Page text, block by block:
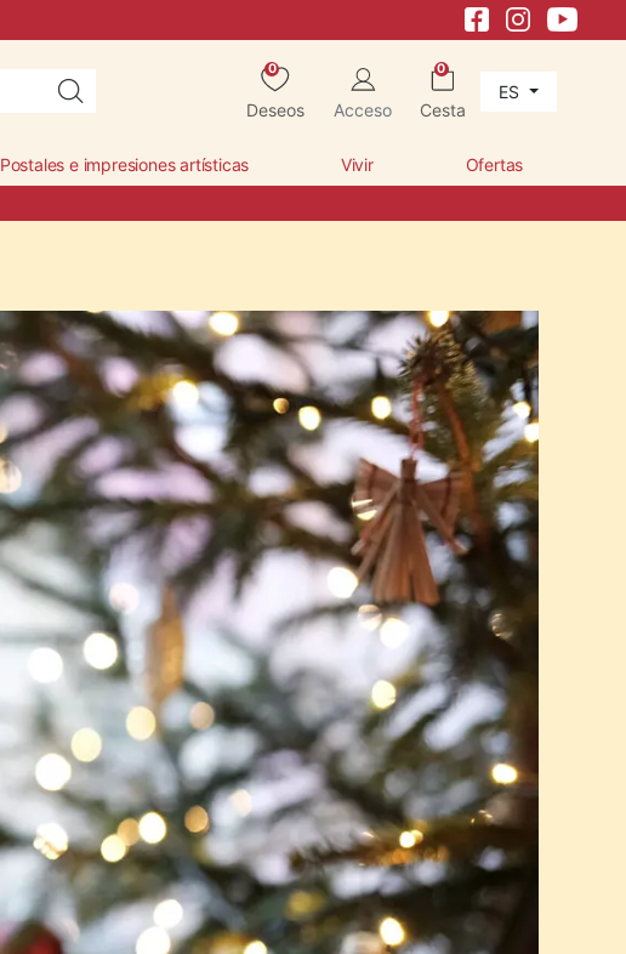
0
Deseos Acceso
0
Cesta
ES
Postales e impresiones artísticas Vivir Ofertas